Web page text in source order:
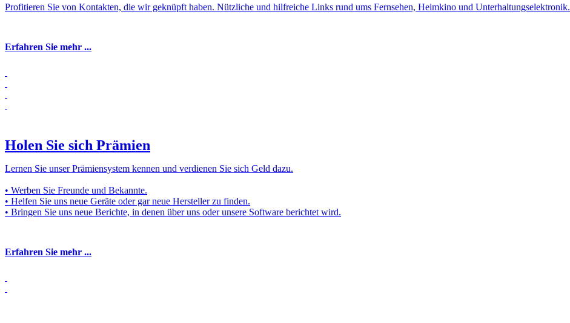
Profitieren Sie von Kontakten, die wir geknüpft haben. Nützliche und hilfreiche Links rund ums Fernsehen, Heimkino und Unterhaltungselektronik.
Erfahren Sie mehr ...
Holen Sie sich Prämien
Lernen Sie unser Prämiensystem kennen und verdienen Sie sich Geld dazu.
• Werben Sie Freunde und Bekannte.
• Helfen Sie uns neue Geräte oder gar neue Hersteller zu finden.
• Bringen Sie uns neue Berichte, in denen über uns oder unsere Software berichtet wird.
Erfahren Sie mehr ...